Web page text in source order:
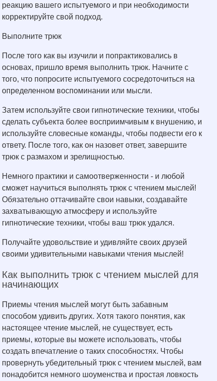
реакцию вашего испытуемого и при необходимости
корректируйте свой подход.
Выполните трюк
После того как вы изучили и попрактиковались в
основах, пришло время выполнить трюк. Начните с
того, что попросите испытуемого сосредоточиться на
определенном воспоминании или мысли.
Затем используйте свои гипнотические техники, чтобы
сделать субъекта более восприимчивым к внушению, и
используйте словесные команды, чтобы подвести его к
ответу. После того, как он назовет ответ, завершите
трюк с размахом и зрелищностью.
Немного практики и самоотверженности - и любой
сможет научиться выполнять трюк с чтением мыслей!
Обязательно оттачивайте свои навыки, создавайте
захватывающую атмосферу и используйте
гипнотические техники, чтобы ваш трюк удался.
Получайте удовольствие и удивляйте своих друзей
своими удивительными навыками чтения мыслей!
Как выполнить трюк с чтением мыслей для
начинающих
Приемы чтения мыслей могут быть забавным
способом удивить других. Хотя такого понятия, как
настоящее чтение мыслей, не существует, есть
приемы, которые вы можете использовать, чтобы
создать впечатление о таких способностях. Чтобы
провернуть убедительный трюк с чтением мыслей, вам
понадобится немного шоуменства и простая ловкость